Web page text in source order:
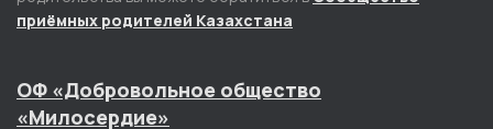
приёмных родителей Казахстана
ОФ «Добровольное общество
«Милосердие»